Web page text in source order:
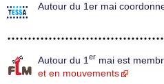
Autour du 1er mai
Autour du 1 er mai est
et en mouvements